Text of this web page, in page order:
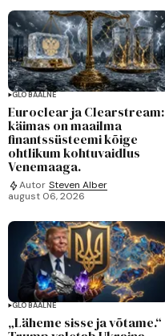
GLOBAALNE
Euroclear ja Clearstream:
käimas on maailma
finantssüsteemi kõige
ohtlikum kohtuvaidlus
Venemaaga.
Autor Steven Alber
august 06, 2026
GLOBAALNE
„Läheme sisse ja võtame.“